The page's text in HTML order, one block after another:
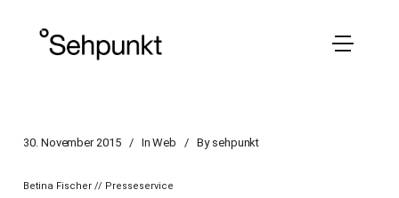
30. November 2015 In Web By sehpunkt
Betina Fischer // Presseservice